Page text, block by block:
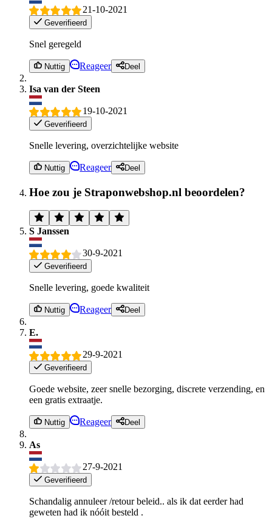
21-10-2021
Geverifieerd
Snel geregeld
Nuttig Reageer Deel
Isa van der Steen
19-10-2021
Geverifieerd
Snelle levering, overzichtelijke website
Nuttig Reageer Deel
Hoe zou je Straponwebshop.nl beoordelen?
S Janssen
30-9-2021
Geverifieerd
Snelle levering, goede kwaliteit
Nuttig Reageer Deel
E.
29-9-2021
Geverifieerd
Goede website, zeer snelle bezorging, discrete verzending, en
een gratis extraatje.
Nuttig Reageer Deel
As
27-9-2021
Geverifieerd
Schandalig annuleer /retour beleid.. als ik dat eerder had
geweten had ik nóóit besteld .